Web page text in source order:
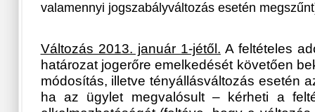
valamennyi jogszabályváltozás esetén
Változás 2013. január 1-jétől. A feltételes
határozat jogerőre emelkedését követően
módosítás, illetve tényállásváltozás esetén
ha az ügylet megvalósult – kérheti a